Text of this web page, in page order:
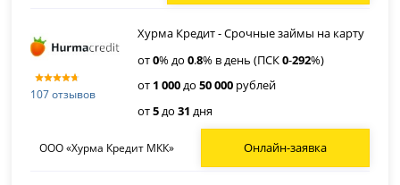
107 отзывов
Хурма Кредит - Срочные займы на карту
от0% до0.8% в день (ПСК0-292%)
от 1 000до50 000 рублей
от5до31 дня
ООО «Хурма Кредит МКК» Онлайн-заявка